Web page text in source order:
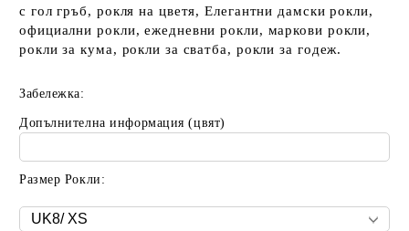
с гол гръб, рокля на цветя, Елегантни дамски рокли,
официални рокли, ежедневни рокли, маркови рокли,
рокли за кума, рокли за сватба, рокли за годеж.
Забележка:
Допълнителна информация (цвят)
Размер Рокли: